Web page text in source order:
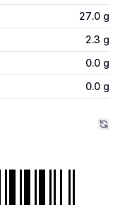
27.0 g
2.3 g
0.0 g
0.0 g